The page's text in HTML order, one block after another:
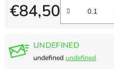
€84,50
Jednotková cena:
UNDEFINED
undefined undefined